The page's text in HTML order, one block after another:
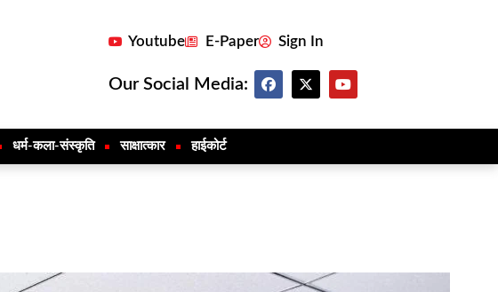
Youtube E-Paper Sign In
Our Social Media:
धर्म-कला-संस्कृति साक्षात्कार हाईकोर्ट